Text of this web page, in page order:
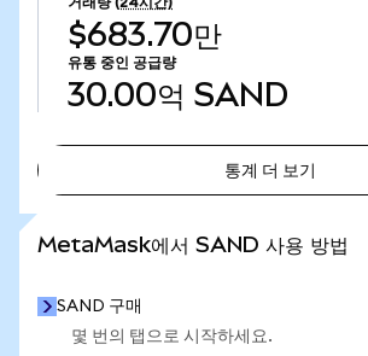
$683.70만
유통 중인 공급량
30.00억 SAND
통계 더 보기
MetaMask에서 SAND 사용 방법
SAND 구매
몇 번의 탭으로 시작하세요.